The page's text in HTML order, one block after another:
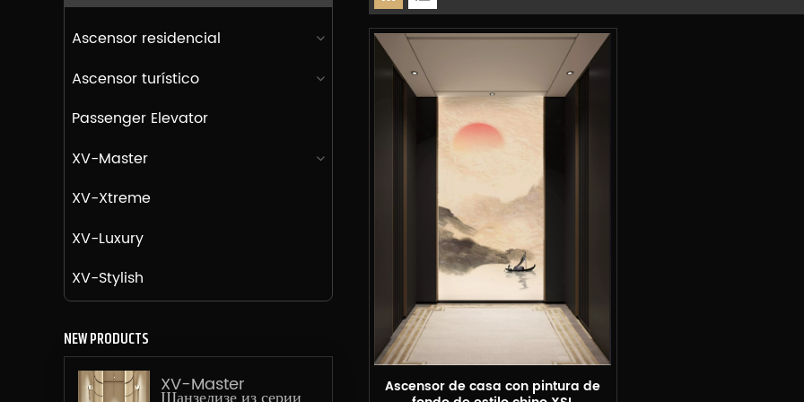
Ascensor residencial
Ascensor turístico
Passenger Elevator
XV-Master
XV-Xtreme
XV-Luxury
XV-Stylish
NEW PRODUCTS
XV-Master Ascensor de casa con pintura de